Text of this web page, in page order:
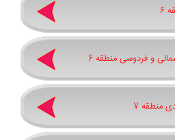
6
و فردوسی منطقه 6
منطقه 7